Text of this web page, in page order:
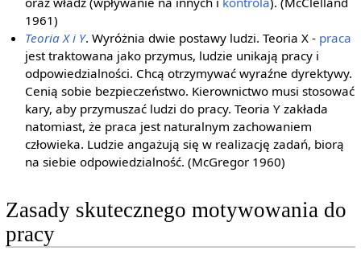
1961)
Teoria X i Y. Wyróżnia dwie postawy ludzi. Teoria X - praca
jest traktowana jako przymus, ludzie unikają pracy i
odpowiedzialności. Chcą otrzymywać wyraźne dyrektywy.
Cenią sobie bezpieczeństwo. Kierownictwo musi stosować
kary, aby przymuszać ludzi do pracy. Teoria Y zakłada
natomiast, że praca jest naturalnym zachowaniem
człowieka. Ludzie angażują się w realizację zadań, biorą
na siebie odpowiedzialność. (McGregor 1960)
Zasady skutecznego motywowania do
pracy